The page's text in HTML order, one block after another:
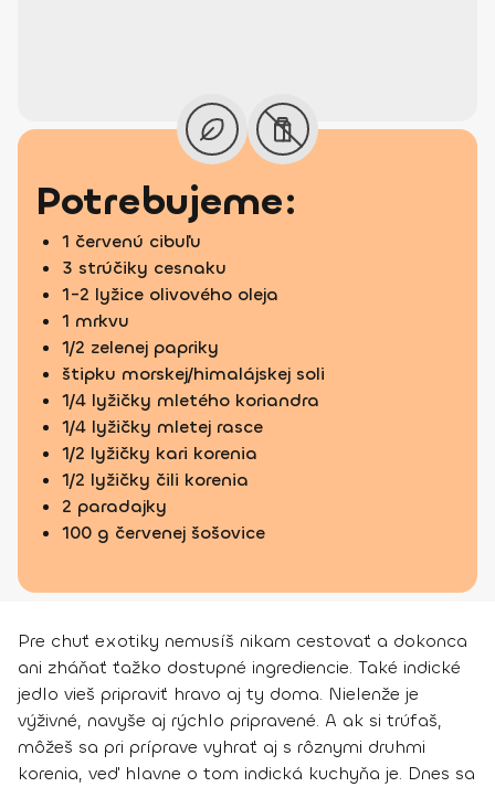
Potrebujeme:
1 červenú cibuľu
3 strúčiky cesnaku
1-2 lyžice olivového oleja
1 mrkvu
1/2 zelenej papriky
štipku morskej/himalájskej soli
1/4 lyžičky mletého koriandra
1/4 lyžičky mletej rasce
1/2 lyžičky kari korenia
1/2 lyžičky čili korenia
2 paradajky
100 g červenej šošovice
Pre chuť exotiky nemusíš nikam cestovať a dokonca
ani zháňať ťažko dostupné ingrediencie. Také indické
jedlo vieš pripraviť hravo aj ty doma. Nielenže je
výživné, navyše aj rýchlo pripravené. A ak si trúfaš,
môžeš sa pri príprave vyhrať aj s rôznymi druhmi
korenia, veď hlavne o tom indická kuchyňa je. Dnes sa